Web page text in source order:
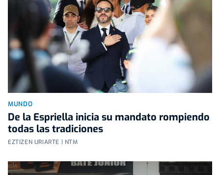
MUNDO
De la Espriella inicia su mandato rompiendo
todas las tradiciones
EZTIZEN URIARTE | NTM